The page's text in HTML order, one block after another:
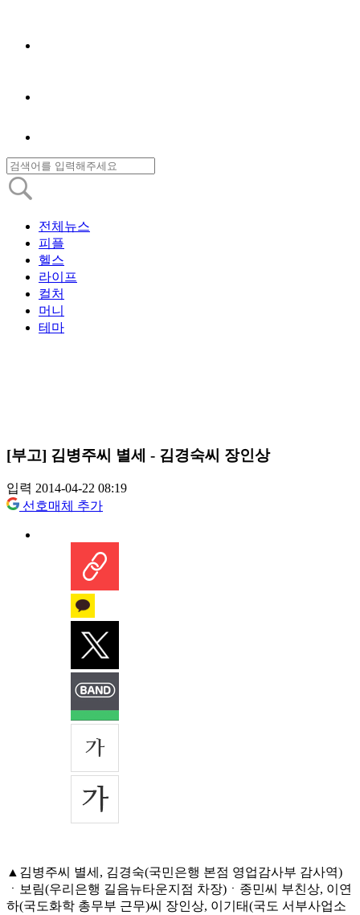
전체뉴스
피플
헬스
라이프
컬처
머니
테마
[부고] 김병주씨 별세 - 김경숙씨 장인상
입력 2014-04-22 08:19
선호매체 추가
▲김병주씨 별세, 김경숙(국민은행 본점 영업감사부 감사역)
ㆍ보림(우리은행 길음뉴타운지점 차장)ㆍ종민씨 부친상, 이연
하(국도화학 총무부 근무)씨 장인상, 이기태(국도 서부사업소